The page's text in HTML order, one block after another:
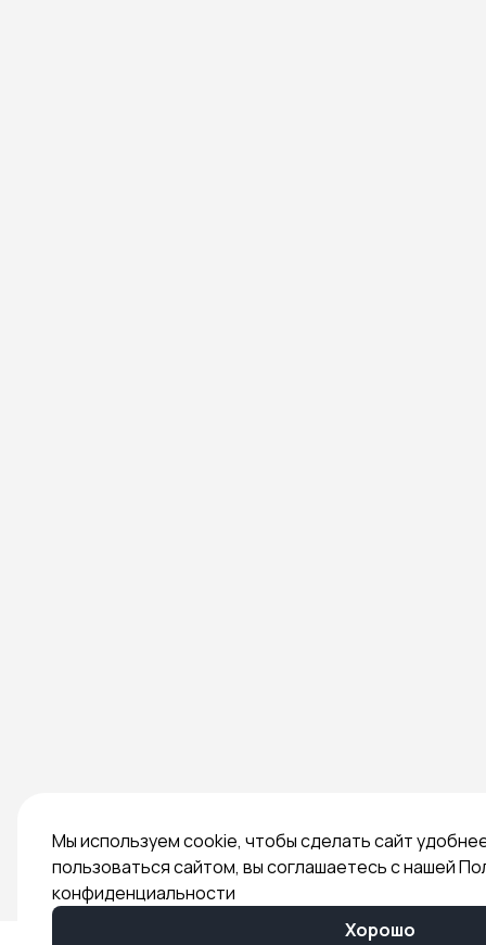
Мы используем cookie, чтобы сделать сайт
пользоваться сайтом, вы соглашаетесь с нашей
конфиденциальности
Хорошо